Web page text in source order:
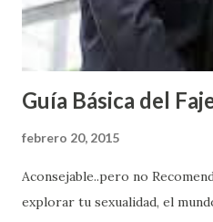
Guía Básica del
febrero 20, 2015
Aconsejable..pero no
explorar tu sexualidad, el